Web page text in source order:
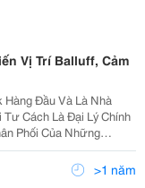
Vị Trí Balluff, Cảm
Hàng Đầu Và Là Nhà
Cách Là Đại Lý Chính
Phối Của Những
Trên Khắp Thế Giới
Vietnam , Bei Encoder
>1 năm